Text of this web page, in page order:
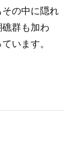
の中に隠れ
群も加わ
います。